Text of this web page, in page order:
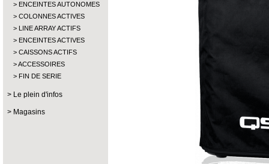
ENCEINTES AUTONOMES
COLONNES ACTIVES
LINE ARRAY ACTIFS
ENCEINTES ACTIVES
CAISSONS ACTIFS
ACCESSOIRES
FIN DE SERIE
Le plein d'infos
Magasins